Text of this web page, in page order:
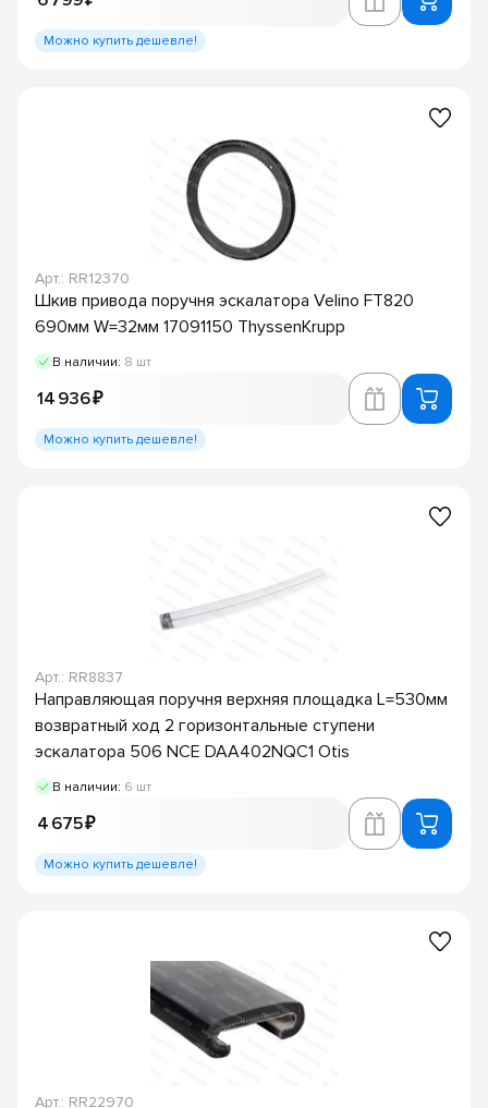
Можно купить дешевле!
Арт.: RR12370
Шкив привода поручня эскалатора Velino FT820
690мм W=32мм 17091150 ThyssenKrupp
В наличии: 8 шт
14 936 ₽
Можно купить дешевле!
Арт.: RR8837
Направляющая поручня верхняя площадка L=530мм
возвратный ход 2 горизонтальные ступени
эскалатора 506 NCE DAA402NQC1 Otis
В наличии: 6 шт
4 675 ₽
Можно купить дешевле!
Арт.: RR22970